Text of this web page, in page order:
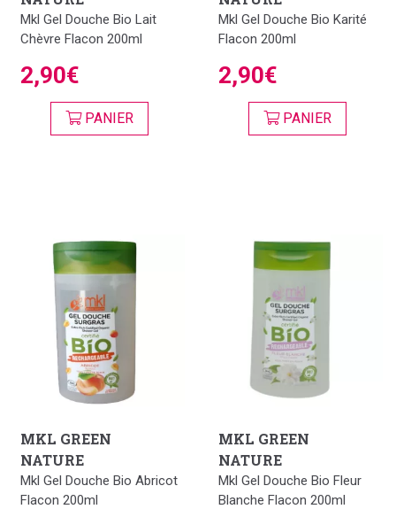
Mkl Gel Douche Bio Lait
Chèvre Flacon 200ml
2,90€
PANIER
Mkl Gel Douche Bio Karité
Flacon 200ml
2,90€
PANIER
MKL GREEN
NATURE
Mkl Gel Douche Bio Abricot
Flacon 200ml
MKL GREEN
NATURE
Mkl Gel Douche Bio Fleur
Blanche Flacon 200ml